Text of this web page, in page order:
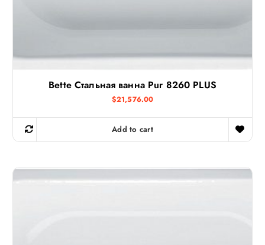
Bette Стальная ванна Pur 8260 PLUS
$21,576.00
Add to cart